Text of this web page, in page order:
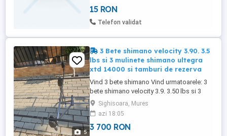
15 RON
Telefon validat
5
3 Bete shimano velocity 3.90. 3.5
lbs si 3 mulinete shimano ultegra
xtd 14000 si tamburi de rezerva
Vind 3 bete shimano Vind urmatoarele: 3
bete shimano velocity 3.9. 3.50 lbs si 3
mulinete shimano ultegra xtd 14000 cu
frina rapida ,au doar 2 iesiri arata foarte
bn. Si 3 tamburi cu fir de 25 iar cei de pe
mulinete de 30. Pret bete 1.600 ron neg.
Sighisoara, Mures
azi 18:05
3 700 RON